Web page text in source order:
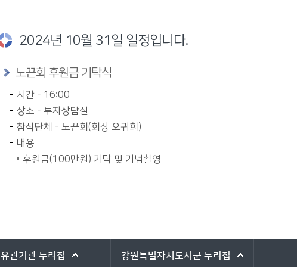
2024년 10월 31일 일정입니다.
노끈회 후원금 기탁식
시간 - 16:00
장소 - 투자상담실
참석단체 - 노끈회(회장 오귀희)
내용
후원금(100만원) 기탁 및 기념촬영
유관기관 누리집 강원특별자치도시군 누리집